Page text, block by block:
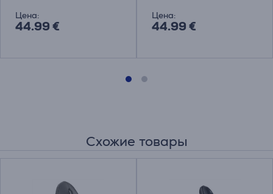
Цена:
44.99 €
Цена:
44.99 €
Схожие товары